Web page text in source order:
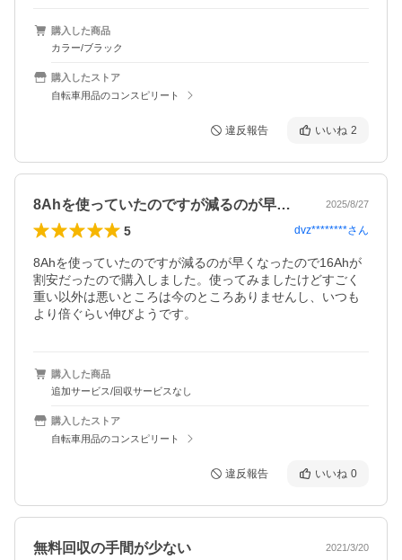
購入した商品
カラー/ブラック
購入したストア
自転車用品のコンスピリート
違反報告 いいね 2
8Ahを使っていたのですが減るのが早く… 2025/8/27
5 dvz********さん
8Ahを使っていたのですが減るのが早くなったので16Ahが
割安だったので購入しました。使ってみましたけどすごく
重い以外は悪いところは今のところありませんし、いつも
より倍ぐらい伸びようです。
購入した商品
追加サービス/回収サービスなし
購入したストア
自転車用品のコンスピリート
違反報告 いいね 0
無料回収の手間が少ない 2021/3/20